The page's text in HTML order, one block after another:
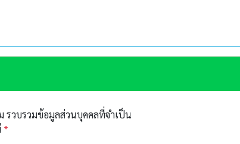
วบรวมข้อมูลส่วนบุคคลที่จำเป็น
*